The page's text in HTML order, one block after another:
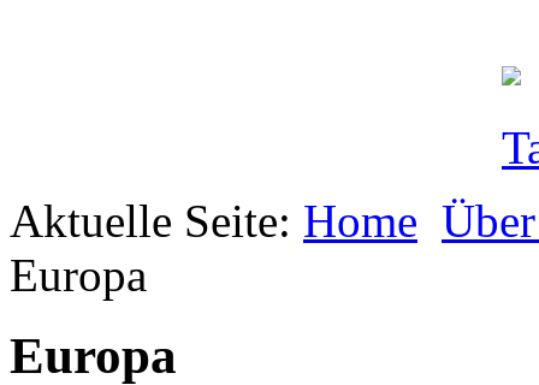
Aktuelle Seite: Home
Europa
Europa